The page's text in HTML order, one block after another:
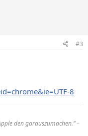
#3
8
den garauszumachen.“ –